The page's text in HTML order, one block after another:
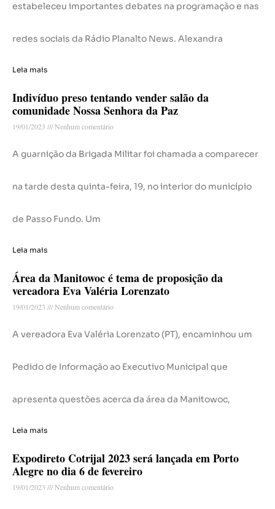
estabeleceu importantes debates na programação e nas
redes sociais da Rádio Planalto News. Alexandra
Leia mais
Indivíduo preso tentando vender salão da
comunidade Nossa Senhora da Paz
19/01/2023 Nenhum comentário
A guarnição da Brigada Militar foi chamada a comparecer
na tarde desta quinta-feira, 19, no interior do município
de Passo Fundo. Um
Leia mais
Área da Manitowoc é tema de proposição da
vereadora Eva Valéria Lorenzato
19/01/2023 Nenhum comentário
A vereadora Eva Valéria Lorenzato (PT), encaminhou um
Pedido de Informação ao Executivo Municipal que
apresenta questões acerca da área da Manitowoc,
Leia mais
Expodireto Cotrijal 2023 será lançada em Porto
Alegre no dia 6 de fevereiro
19/01/2023 Nenhum comentário